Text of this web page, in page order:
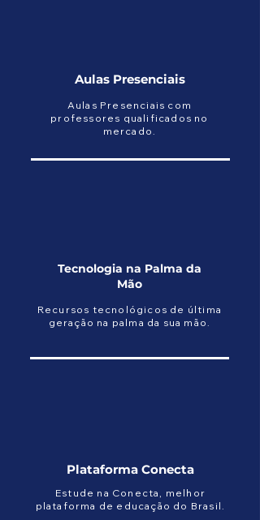
Aulas Presenciais
Aulas Presenciais com
professores qualificados no
mercado.
Tecnologia na Palma da
Mão
Recursos tecnológicos de última
geração na palma da sua mão.
Plataforma Conecta
Estude na Conecta, melhor
plataforma de educação do Brasil.